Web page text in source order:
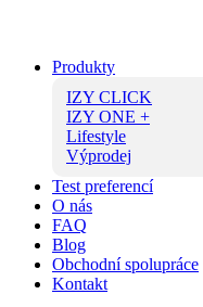
Produkty
IZY CLICK
IZY ONE +
Lifestyle
Výprodej
Test preferencí
O nás
FAQ
Blog
Obchodní spolupráce
Kontakt